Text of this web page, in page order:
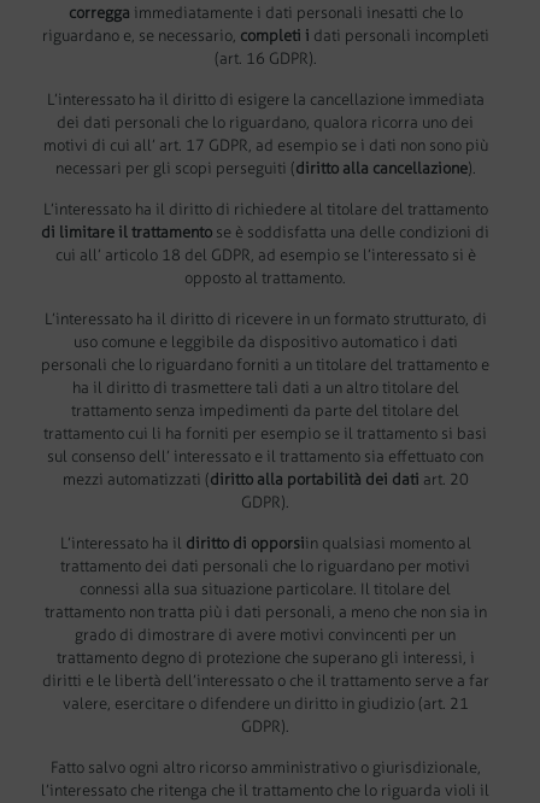
corregga immediatamente i dati personali inesatti che lo
riguardano e, se necessario, completi i dati personali incompleti
(art. 16 GDPR).
L’interessato ha il diritto di esigere la cancellazione immediata
dei dati personali che lo riguardano, qualora ricorra uno dei
motivi di cui all’ art. 17 GDPR, ad esempio se i dati non sono più
necessari per gli scopi perseguiti (diritto alla cancellazione).
L’interessato ha il diritto di richiedere al titolare del trattamento
di limitare il trattamento se è soddisfatta una delle condizioni di
cui all’ articolo 18 del GDPR, ad esempio se l’interessato si è
opposto al trattamento.
L’interessato ha il diritto di ricevere in un formato strutturato, di
uso comune e leggibile da dispositivo automatico i dati
personali che lo riguardano forniti a un titolare del trattamento e
ha il diritto di trasmettere tali dati a un altro titolare del
trattamento senza impedimenti da parte del titolare del
trattamento cui li ha forniti per esempio se il trattamento si basi
sul consenso dell’ interessato e il trattamento sia effettuato con
mezzi automatizzati (diritto alla portabilità dei dati art. 20
GDPR).
L’interessato ha il diritto di opporsiin qualsiasi momento al
trattamento dei dati personali che lo riguardano per motivi
connessi alla sua situazione particolare. Il titolare del
trattamento non tratta più i dati personali, a meno che non sia in
grado di dimostrare di avere motivi convincenti per un
trattamento degno di protezione che superano gli interessi, i
diritti e le libertà dell’interessato o che il trattamento serve a far
valere, esercitare o difendere un diritto in giudizio (art. 21
GDPR).
Fatto salvo ogni altro ricorso amministrativo o giurisdizionale,
l’interessato che ritenga che il trattamento che lo riguarda violi il